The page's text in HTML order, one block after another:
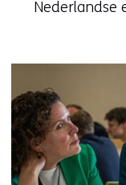
Nederlandse